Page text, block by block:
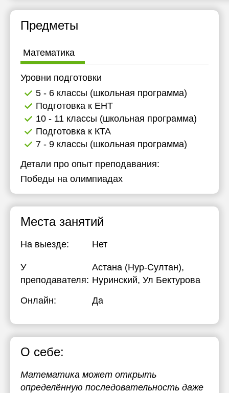
Предметы
Математика
Уровни подготовки
5 - 6 классы (школьная программа)
Подготовка к ЕНТ
10 - 11 классы (школьная программа)
Подготовка к КТА
7 - 9 классы (школьная программа)
Детали про опыт преподавания:
Победы на олимпиадах
Места занятий
На выезде: Нет
У
преподавателя:
Астана (Нур-Султан),
Нуринский, Ул Бектурова
Онлайн:
Да
О себе:
Математика может открыть
определённую последовательность даже